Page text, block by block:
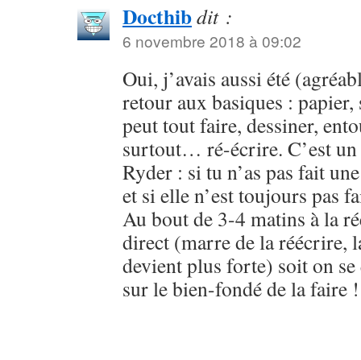
Docthibdit :
6 novembre 2018 à 09:02
Oui, j’avais aussi été
retour aux basiques :
peut tout faire, dessiner,
surtout… ré-écrire. C’est
Ryder : si tu n’as pas fait
et si elle n’est toujours pas
Au bout de 3-4 matins à la
direct (marre de la réécrire,
devient plus forte) soit on
sur le bien-fondé de la faire